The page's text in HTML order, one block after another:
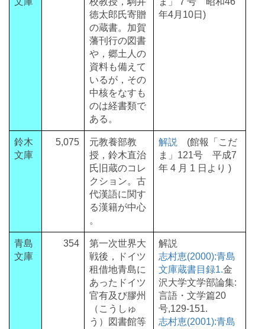
徳太郎氏寄贈
の蔵書。加賀
藩刊行の図書
や，郷土人の
資料も備えて
いるが，その
中核をなすも
のは経書類で
ある。
年4月10日)
鈴木
文庫
5,075
元教養部教
授，鈴木直治
氏旧蔵のコレ
クション。古
代漢語に関す
る漢籍が中心
。
解説
(館報「こだ
ま」121号 平成7
年 4 月 1 日より )
青島
文庫
354
第一次世界大
戦後，ドイツ
租借地青島に
あったドイツ
官有及び膠州
（こうしゅ
う）図書館等
解説
志村恵(2000):青島
文庫蔵書目録1.金
沢大学文学部論集:
言語・文学篇20
号,129-151.
志村恵(2001):青島